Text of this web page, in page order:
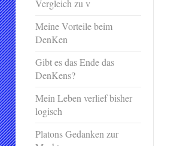
Vergleich zu v
Meine Vorteile beim
DenKen
Gibt es das Ende das
DenKens?
Mein Leben verlief bisher
logisch
Platons Gedanken zur